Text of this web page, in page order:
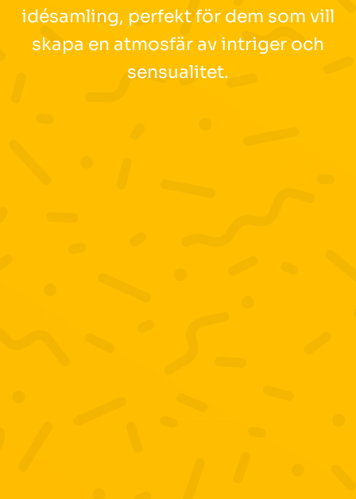
idésamling, perfekt för dem som vill
skapa en atmosfär av intriger och
sensualitet.